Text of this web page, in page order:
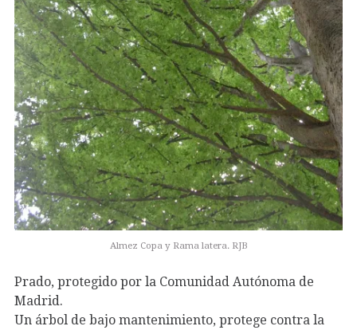
Almez Copa y Rama latera. RJB
Prado, protegido por la Comunidad Autónoma de
Madrid.
Un árbol de bajo mantenimiento, protege contra la